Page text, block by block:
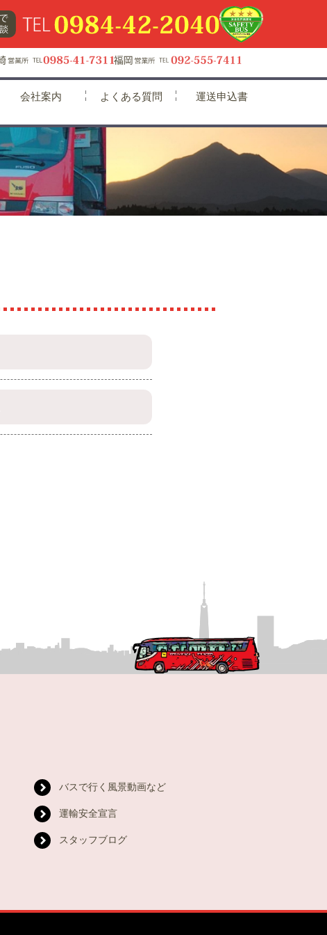
会社案内 よくある質問 運送申込書
バスで行く風景動画など
運輸安全宣言
スタッフブログ